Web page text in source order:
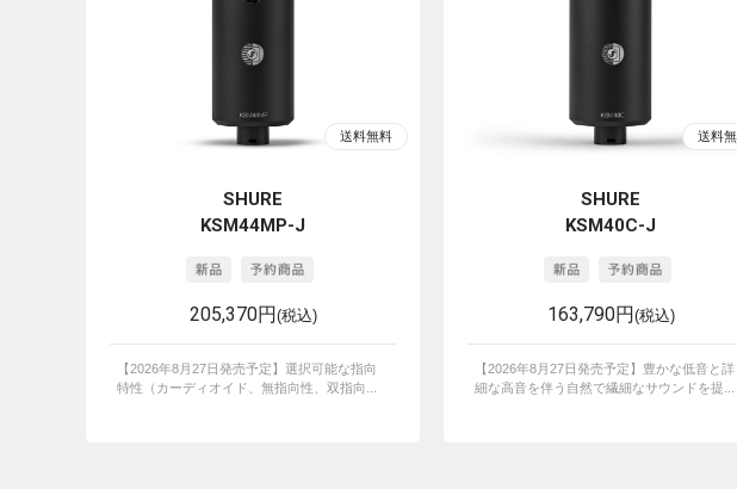
SHURE
KSM44MP-J
205,370円(税込)
【2026年8月27日発売予定】選択可能な指向
特性（カーディオイド、無指向性、双指向...
SHURE
KSM40C-J
163,790円(税込)
【2026年8月27日発売予定】豊かな低音と詳
細な高音を伴う自然で繊細なサウンドを提...